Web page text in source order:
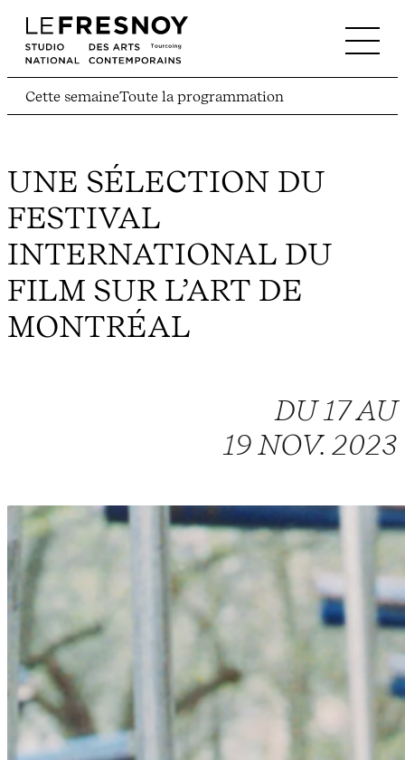
Cette semaineToute la programmation
UNE SÉLECTION DU
FESTIVAL
INTERNATIONAL DU
FILM SUR L’ART DE
MONTRÉAL
DU 17 AU
19 NOV. 2023